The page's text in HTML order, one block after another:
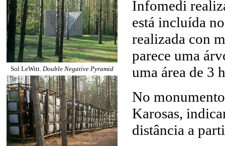
Sol LeWitt. Double Negative Pyramid
Infomedi
está incluída
realizada con
parece uma
uma área de 3
No
Karosas,
distância a